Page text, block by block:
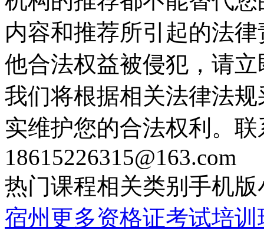
内容和推荐所引起的法
他合法权益被侵犯，请
我们将根据相关法律法
实维护您的合法权利。
18615226315@163.com
热门课程相关类别 手机版
宿州更多资格证考试培训